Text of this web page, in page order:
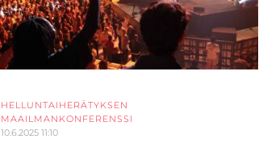
HELLUNTAIHERÄTYKSEN
MAAILMANKONFERENSSI
10.6.2025 11:10